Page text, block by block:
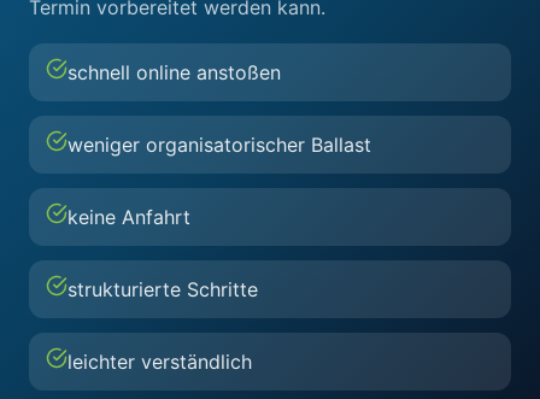
Termin vorbereitet werden kann.
schnell online anstoßen
weniger organisatorischer Ballast
keine Anfahrt
strukturierte Schritte
leichter verständlich